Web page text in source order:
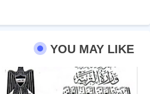
YOU MAY LIKE